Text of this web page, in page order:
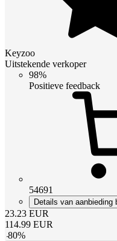
Keyzoo
Uitstekende verkoper
98%
Positieve feedback
54691
Details van aanbieding
23.23 EUR
114.99 EUR
-80%